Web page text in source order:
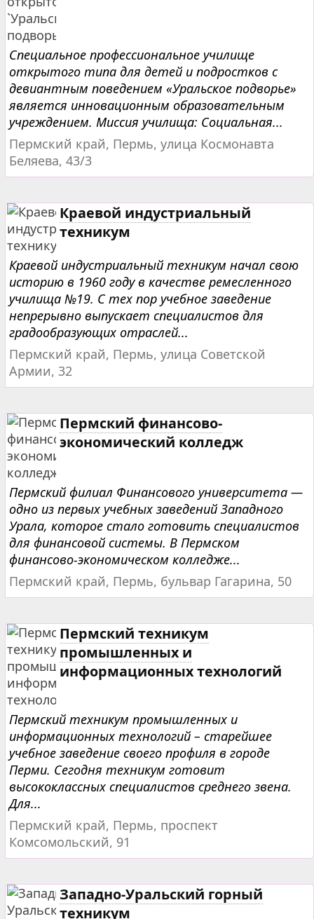
Специальное профессиональное училище
открытого типа для детей и подростков с
девиантным поведением «Уральское подворье»
является инновационным образовательным
учреждением. Миссия училища: Социальная...
Пермский край, Пермь, улица Космонавта
Беляева, 43/3
Краевой индустриальный
техникум
Краевой индустриальный техникум начал свою
историю в 1960 году в качестве ремесленного
училища №19. С тех пор учебное заведение
непрерывно выпускает специалистов для
градообразующих отраслей...
Пермский край, Пермь, улица Советской
Армии, 32
Пермский финансово-
экономический колледж
Пермский филиал Финансового университета —
одно из первых учебных заведений Западного
Урала, которое стало готовить специалистов
для финансовой системы. В Пермском
финансово-экономическом колледже...
Пермский край, Пермь, бульвар Гагарина, 50
Пермский техникум
промышленных и
информационных технологий
Пермский техникум промышленных и
информационных технологий – старейшее
учебное заведение своего профиля в городе
Перми. Сегодня техникум готовит
высококлассных специалистов среднего звена.
Для...
Пермский край, Пермь, проспект
Комсомольский, 91
Западно-Уральский горный
техникум